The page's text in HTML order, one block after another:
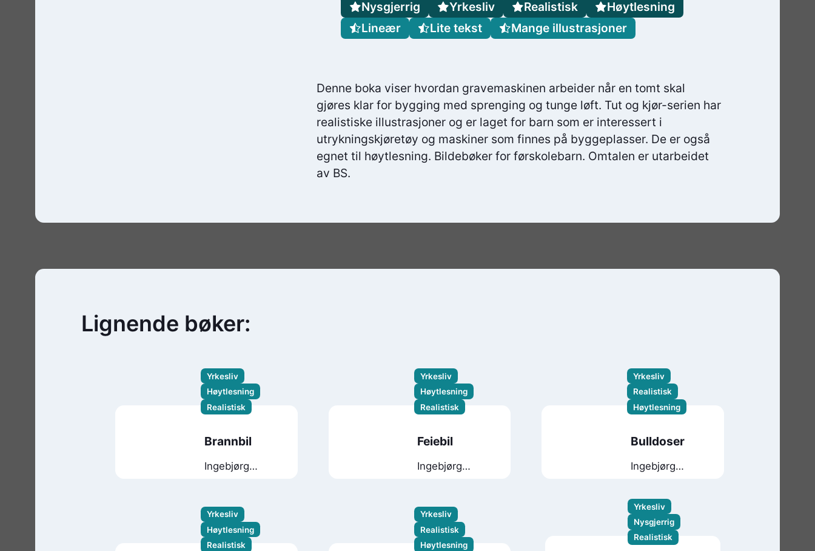
Denne boka viser hvordan gravemaskinen arbeider når en tomt skal
gjøres klar for bygging med sprenging og tunge løft. Tut og kjør-serien har
realistiske illustrasjoner og er laget for barn som er interessert i
utrykningskjøretøy og maskiner som finnes på byggeplasser. De er også
egnet til høytlesning. Bildebøker for førskolebarn. Omtalen er utarbeidet
av BS.
Nysgjerrig Yrkesliv Realistisk
Høytlesning
Lineær
Lite tekst Mange illustrasjoner
Lignende bøker:
Yrkesliv
Høytlesning
Realistisk
Brannbil
Ingebjørg
Yrkesliv
Høytlesning
Realistisk
Feiebil
Ingebjørg
Yrkesliv
Realistisk
Høytlesning
Bulldoser
Ingebjørg
Yrkesliv
Høytlesning
Realistisk
Yrkesliv
Realistisk
Høytlesning
Yrkesliv
Nysgjerrig
Realistisk